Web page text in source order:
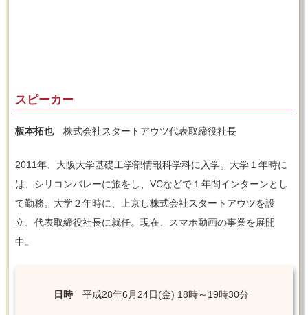
スピーカー
板本拓也株式会社スタートアウツ代表取締役社長
2011年、大阪大学基礎工学部情報科学科に入学。大学１年時に
は、シリコンバレーに旅をし、VCなどで１年間インターンとし
て勤務。大学２年時に、上京し株式会社スタートアウツを設
立、代表取締役社長に就任。現在、スマホ動画の事業を展開
中。
日時 平成28年6月24日(金) 18時～19時30分